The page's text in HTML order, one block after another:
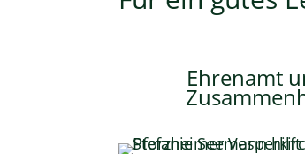
Ehrenamt